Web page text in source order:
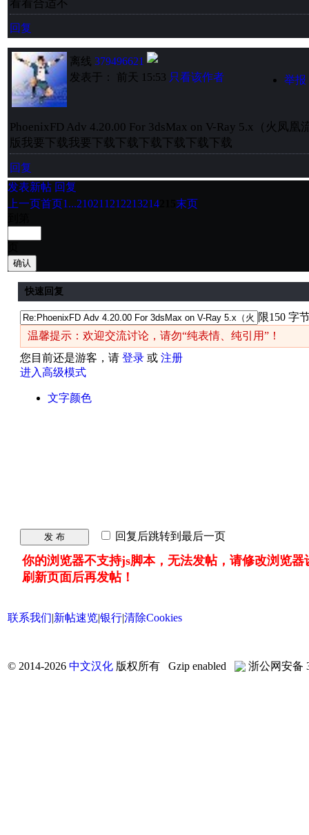
看看合适不
回复
离线 379496621
发表于： 前天 15:53 只看该作者 举报
PhoenixFD Adv 4.20.00 For 3dsMax on V-Ray 5.x（火凤
版我要下载我要下载下载下载下载下载下载
回复
发表新帖 回复
上一页首页1...210211 212213214
末页
确认
快速回复
限150 字
温馨提示：欢迎交流讨论，请勿“纯表情、纯引用”！
您目前还是游客，请 登录 或 注册
进入高级模式
文字颜色
发 布 回复后跳转到最后一页
你的浏览器不支持js脚本，无法发帖，请修改浏览器
刷新页面后再发帖！
联系我们|新帖速览|银行|清除Cookies
© 2014-2026 中文汉化 版权所有 Gzip enabled 浙公网安备